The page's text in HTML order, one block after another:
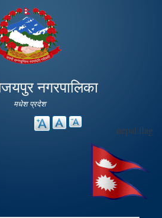
नगरपालिका
मधेश प्रदेश
nepal flag